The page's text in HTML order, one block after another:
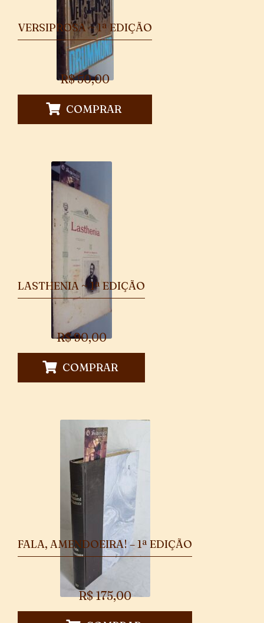
VERSIPROSA ~ 1ª EDIÇÃO
R$50,00
COMPRAR
LASTHENIA ~ 1ª EDIÇÃO
R$90,00
COMPRAR
FALA, AMENDOEIRA! – 1ª EDIÇÃO
R$175,00